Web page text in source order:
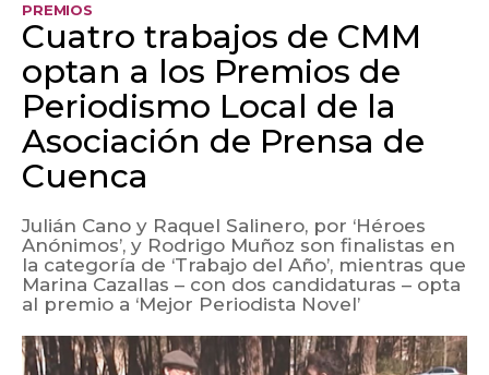
PREMIOS
Cuatro trabajos de CMM
optan a los Premios de
Periodismo Local de la
Asociación de Prensa de
Cuenca
Julián Cano y Raquel Salinero, por ‘Héroes
Anónimos’, y Rodrigo Muñoz son finalistas en
la categoría de ‘Trabajo del Año’, mientras que
Marina Cazallas – con dos candidaturas – opta
al premio a ‘Mejor Periodista Novel’